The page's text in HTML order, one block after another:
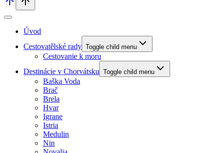
Úvod
Cestovatělské rady Toggle child menu
Cestovanie k moru
Destinácie v Chorvátsku Toggle child menu
Baška Voda
Brač
Brela
Hvar
Igrane
Istria
Medulin
Nin